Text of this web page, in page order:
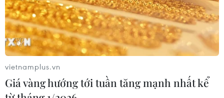
Chuyên gia quốc tế đánh giá tích cực
về tiền đồng của Việt Nam
07/08/2026 12:46
vietnamplus.vn
Giá vàng hướng tới tuần tăng mạnh nhất kể